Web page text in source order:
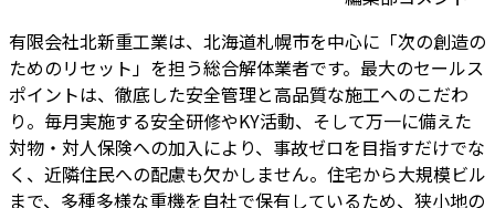
有限会社北新重工業は、北海道札幌市を中心に「次の創造の
ためのリセット」を担う総合解体業者です。最大のセールス
ポイントは、徹底した安全管理と高品質な施工へのこだわ
り。毎月実施する安全研修やKY活動、そして万一に備えた
対物・対人保険への加入により、事故ゼロを目指すだけでな
く、近隣住民への配慮も欠かしません。住宅から大規模ビル
まで、多種多様な重機を自社で保有しているため、狭小地の